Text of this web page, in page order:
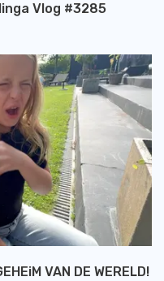
Vlog #3285
VAN DE WERELD!